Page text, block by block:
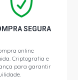
(2008 - 2014)
(2001 - 2007)
SEGURA
online
Criptografia e
para garantir